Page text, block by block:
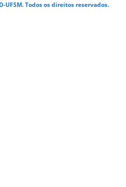
UFSM. Todos os direitos reservados.